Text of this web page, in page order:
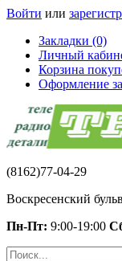
Войти или
Закладки (0)
Личный
Корзина
Оформление
(8162)77-04-29
Воскресенский
Пн-Пт: 9:00-19:00